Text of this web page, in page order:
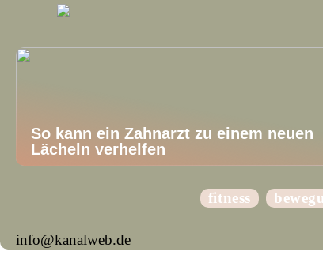
So kann ein Zahnarzt zu einem neuen
Lächeln verhelfen
fitness
info@kanalweb.de